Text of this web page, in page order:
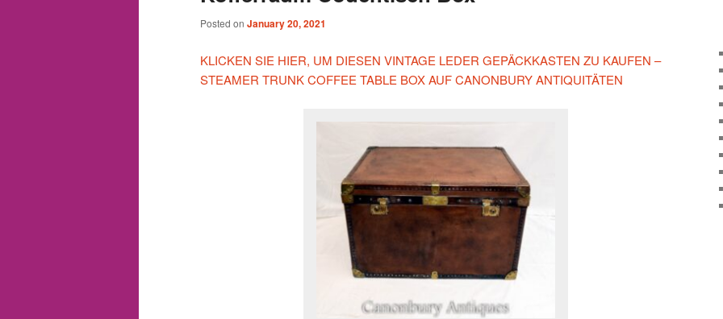
Posted on January 20, 2021
KLICKEN SIE HIER, UM DIESEN VINTAGE LEDER GEPÄCKKASTEN ZU KAUFEN –
STEAMER TRUNK COFFEE TABLE BOX AUF CANONBURY ANTIQUITÄTEN